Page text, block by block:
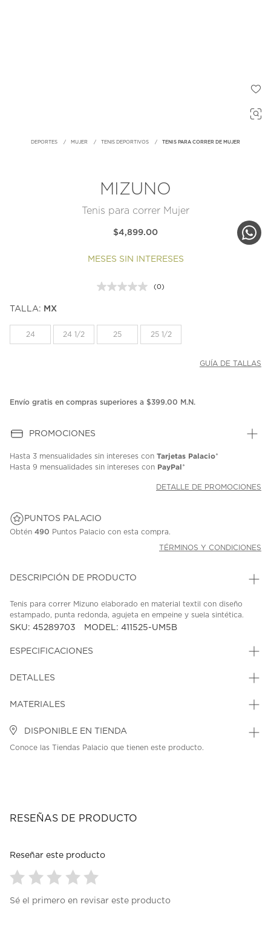
DEPORTES MUJER TENIS DEPORTIVOS TENIS PARA CORRER DE MUJER
MIZUNO
Tenis para correr Mujer
$4,899.00
MESES SIN INTERESES
Sin
la
misma
(0)
TALLA: MX
24 24 1/2 25 25 1/2
GUÍA DE TALLAS
Envío gratis en compras superiores a $399.00 M.N.
PROMOCIONES
Hasta 3 mensualidades sin intereses con Tarjetas Palacio*
Hasta 9 mensualidades sin intereses con PayPal*
DETALLE DE PROMOCIONES
PUNTOS PALACIO
Obtén 490 Puntos Palacio con esta compra.
TÉRMINOS Y CONDICIONES
DESCRIPCIÓN DE PRODUCTO
Tenis para correr Mizuno elaborado en material textil con diseño
estampado, punta redonda, agujeta en empeine y suela sintética.
SKU: 45289703 MODEL: 411525-UM5B
ESPECIFICACIONES
DETALLES
MATERIALES
DISPONIBLE EN TIENDA
Conoce las Tiendas Palacio que tienen este producto.
RESEÑAS DE PRODUCTO
Reseñar este producto
paraparaparaparapara
Sé el primero en revisar este producto